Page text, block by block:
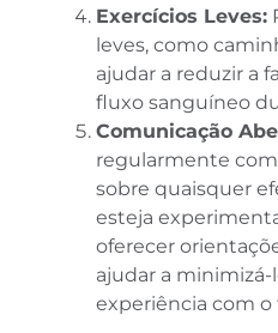
Exercícios Leves:
leves, como
ajudar a reduzir a
fluxo sanguíneo
Comunicação
regularmente
sobre quaisquer
esteja
oferecer
ajudar a minimizá-
experiência com